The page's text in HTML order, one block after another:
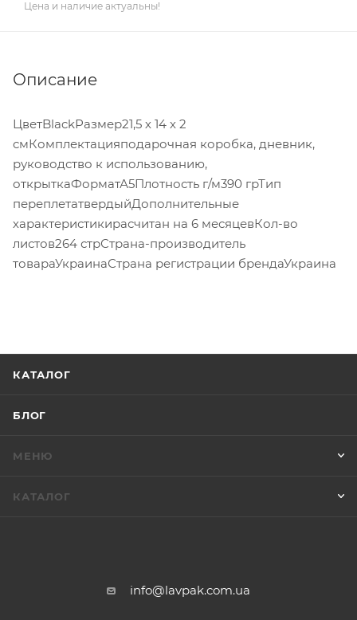
Цена и наличие актуальны!
Описание
ЦветBlackРазмер21,5 х 14 х 2
смКомплектацияподарочная коробка, дневник,
руководство к использованию,
открыткаФорматА5Плотность г/м390 грТип
переплетатвердыйДополнительные
характеристикирасчитан на 6 месяцевКол-во
листов264 стрСтрана-производитель
товараУкраинаСтрана регистрации брендаУкраина
КАТАЛОГ
БЛОГ
МЕНЮ
КАТАЛОГ
info@lavpak.com.ua